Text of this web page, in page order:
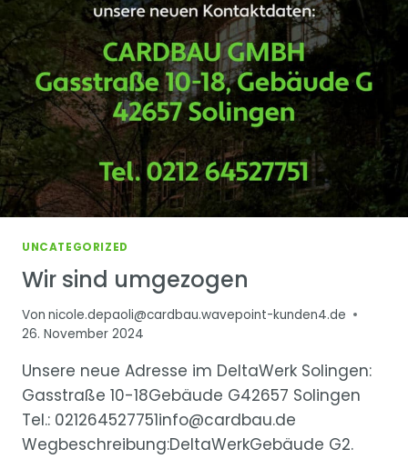
UNCATEGORIZED
Wir sind umgezogen
Von nicole.depaoli@cardbau.wavepoint-kunden4.de
26. November 2024
Unsere neue Adresse im DeltaWerk Solingen:
Gasstraße 10-18Gebäude G42657 Solingen
Tel.: 021264527751info@cardbau.de
Wegbeschreibung:DeltaWerkGebäude G2.